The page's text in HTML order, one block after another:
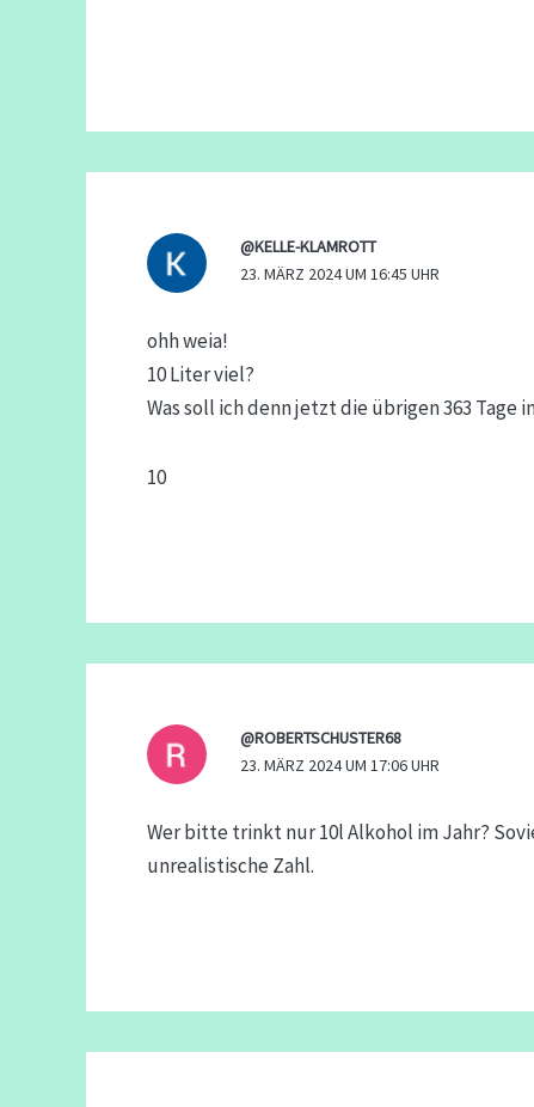
@KELLE-KLAMROTT
23. MÄRZ 2024 UM 16:45 UHR
ohh weia!
10 Liter viel?
Was soll ich denn jetzt die übrigen 363 Tage
10
@ROBERTSCHUSTER68
23. MÄRZ 2024 UM 17:06 UHR
Wer bitte trinkt nur 10l Alkohol im Jahr?
unrealistische Zahl.